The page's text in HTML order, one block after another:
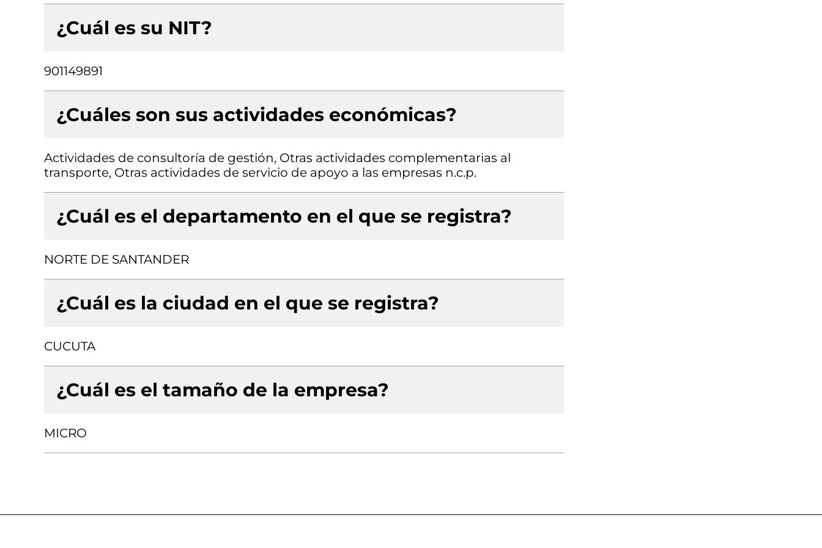
¿Cuál es su NIT?
901149891
¿Cuáles son sus actividades económicas?
Actividades de consultoría de gestión, Otras actividades complementarias al
transporte, Otras actividades de servicio de apoyo a las empresas n.c.p.
¿Cuál es el departamento en el que se registra?
NORTE DE SANTANDER
¿Cuál es la ciudad en el que se registra?
CUCUTA
¿Cuál es el tamaño de la empresa?
MICRO